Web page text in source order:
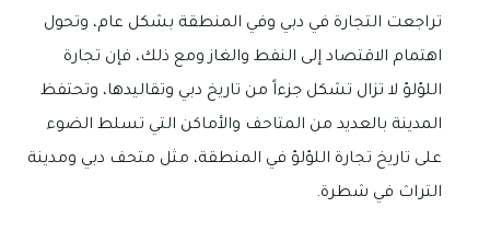
تراجعت التجارة في دبي وفي المنطقة بشكل عام، وتحول
اهتمام الاقتصاد إلى النفط والغاز ومع ذلك، فإن تجارة
اللؤلؤ لا تزال تشكل جزءاً من تاريخ دبي وتقاليدها، وتحتفظ
المدينة بالعديد من المتاحف والأماكن التي تسلط الضوء
على تاريخ تجارة اللؤلؤ في المنطقة، مثل متحف دبي ومدينة
التراث في شطرة.